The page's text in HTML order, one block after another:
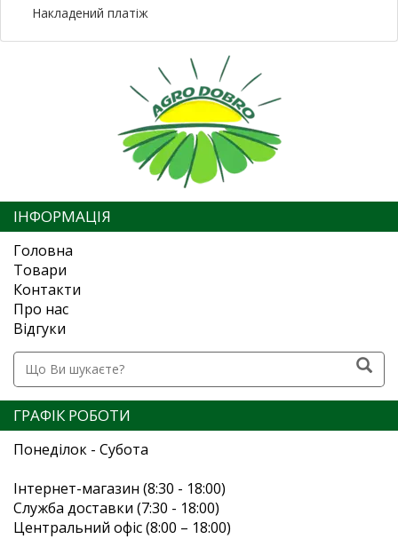
Накладений платіж
ІНФОРМАЦІЯ
Головна
Товари
Контакти
Про нас
Відгуки
ГРАФІК РОБОТИ
Понеділок - Субота
Інтернет-магазин (8:30 - 18:00)
Служба доставки (7:30 - 18:00)
Центральний офіс (8:00 – 18:00)